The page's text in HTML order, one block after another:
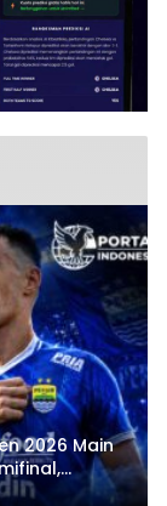
2026 Main